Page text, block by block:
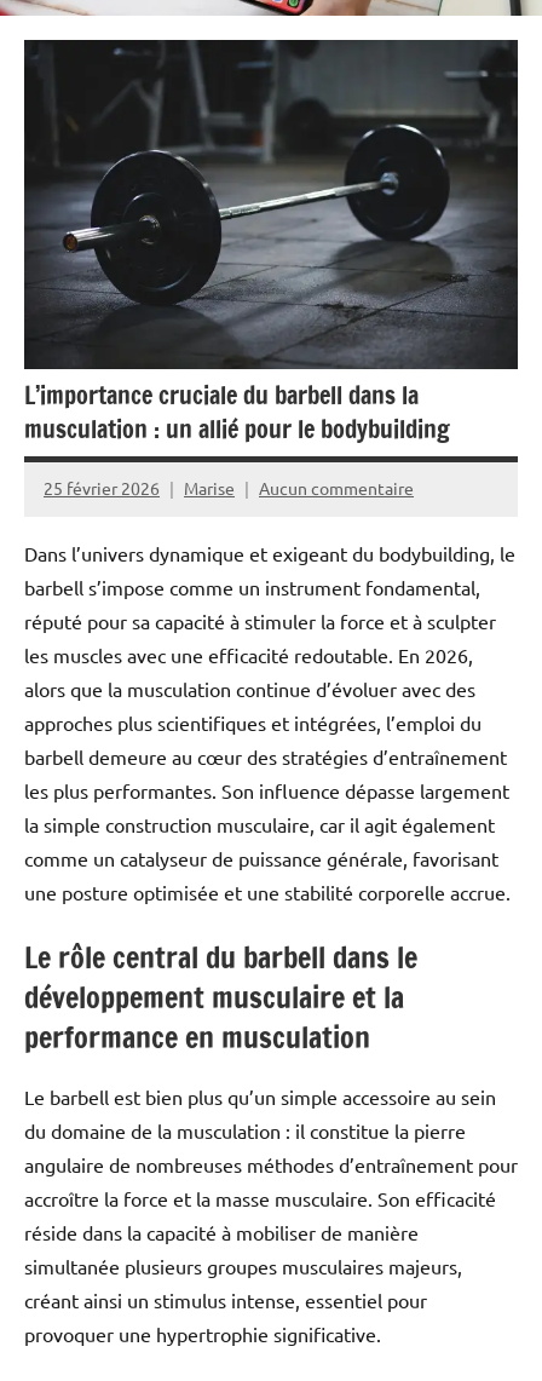
L’importance cruciale du barbell dans la
musculation : un allié pour le bodybuilding
25 février 2026 Marise Aucun commentaire
Dans l’univers dynamique et exigeant du bodybuilding, le
barbell s’impose comme un instrument fondamental,
réputé pour sa capacité à stimuler la force et à sculpter
les muscles avec une efficacité redoutable. En 2026,
alors que la musculation continue d’évoluer avec des
approches plus scientifiques et intégrées, l’emploi du
barbell demeure au cœur des stratégies d’entraînement
les plus performantes. Son influence dépasse largement
la simple construction musculaire, car il agit également
comme un catalyseur de puissance générale, favorisant
une posture optimisée et une stabilité corporelle accrue.
Le rôle central du barbell dans le
développement musculaire et la
performance en musculation
Le barbell est bien plus qu’un simple accessoire au sein
du domaine de la musculation : il constitue la pierre
angulaire de nombreuses méthodes d’entraînement pour
accroître la force et la masse musculaire. Son efficacité
réside dans la capacité à mobiliser de manière
simultanée plusieurs groupes musculaires majeurs,
créant ainsi un stimulus intense, essentiel pour
provoquer une hypertrophie significative.